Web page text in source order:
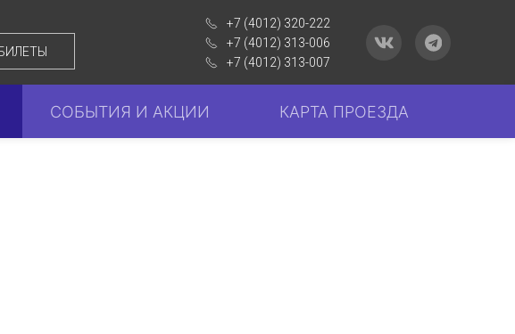
+7 (4012) 320-222
+7 (4012) 313-006
+7 (4012) 313-007
СОБЫТИЯ И АКЦИИ КАРТА ПРОЕЗДА